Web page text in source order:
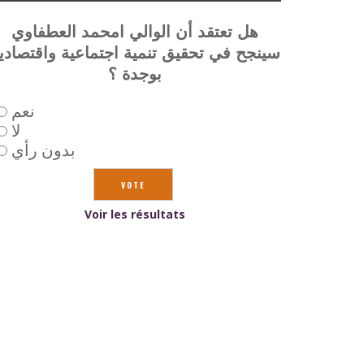
هل تعتقد أن الوالي امحمد العطفاوي
سينجح في تحقيق تنمية اجتماعية
بوجدة ؟
نعم
لا
بدون رأي
Voir les résultats